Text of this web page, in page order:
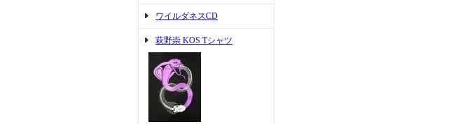
ワイルダネスCD
萩野崇 KOS Tシャツ